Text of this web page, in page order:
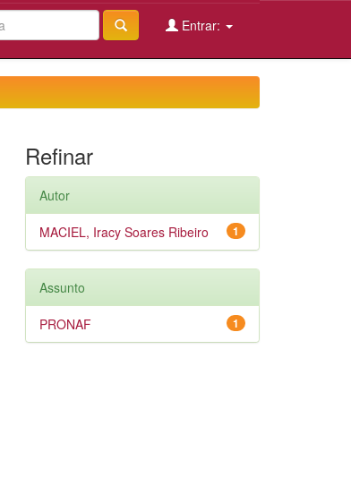
Entrar:
Refinar
Autor
1
MACIEL, Iracy Soares Ribeiro
Assunto
1
PRONAF